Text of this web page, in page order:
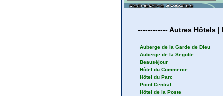
------------Autres Hôtels |
Auberge de la Garde de Dieu
Auberge de la Segotte
Beauséjour
Hôtel du Commerce
Hôtel du Parc
Point Central
Hôtel de la Poste